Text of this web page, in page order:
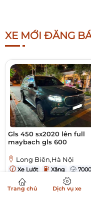
XE MỚI ĐĂNG
Gls 450 sx2020 lên full
maybach gls 600
Long Biên,Hà Nội
Xe Lướt Xăng
7000
Số TĐ
Xem thêm
Trang chủ Dịch vụ xe